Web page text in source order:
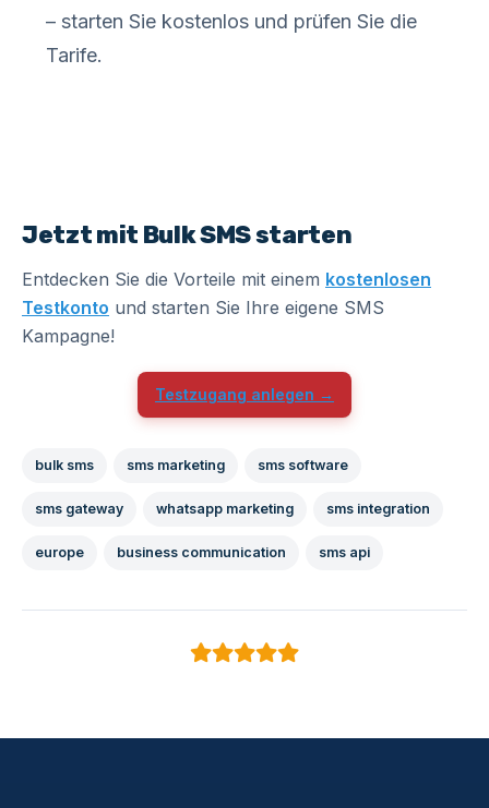
– starten Sie kostenlos und prüfen Sie die
Tarife.
Jetzt mit Bulk SMS starten
Entdecken Sie die Vorteile mit einem kostenlosen
Testkonto und starten Sie Ihre eigene SMS
Kampagne!
Testzugang anlegen →
bulk sms sms marketing sms software
sms gateway whatsapp marketing sms integration
europe business communication sms api